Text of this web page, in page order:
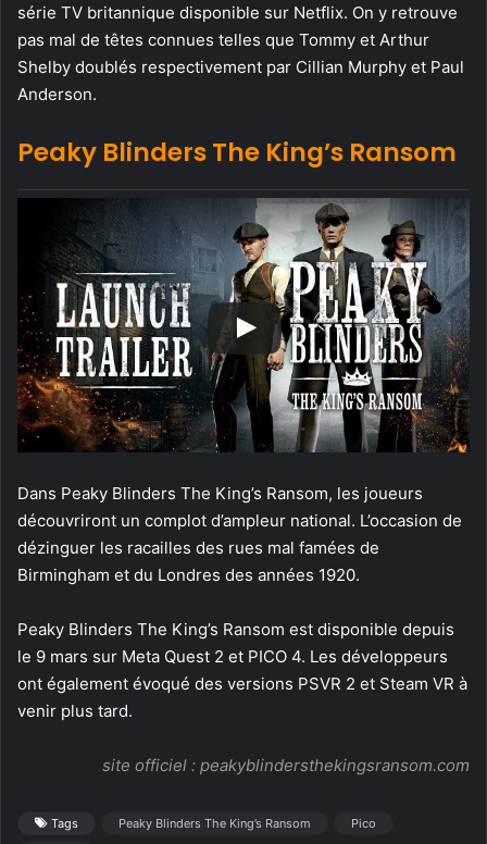
série TV britannique disponible sur Netflix. On y retrouve
pas mal de têtes connues telles que Tommy et Arthur
Shelby doublés respectivement par Cillian Murphy et Paul
Anderson.
Peaky Blinders The King’s Ransom
Dans Peaky Blinders The King’s Ransom, les joueurs
découvriront un complot d’ampleur national. L’occasion de
dézinguer les racailles des rues mal famées de
Birmingham et du Londres des années 1920.
Peaky Blinders The King’s Ransom est disponible depuis
le 9 mars sur Meta Quest 2 et PICO 4. Les développeurs
ont également évoqué des versions PSVR 2 et Steam VR à
venir plus tard.
site officiel : peakyblindersthekingsransom.com
Tags Peaky Blinders The King’s Ransom
Pico